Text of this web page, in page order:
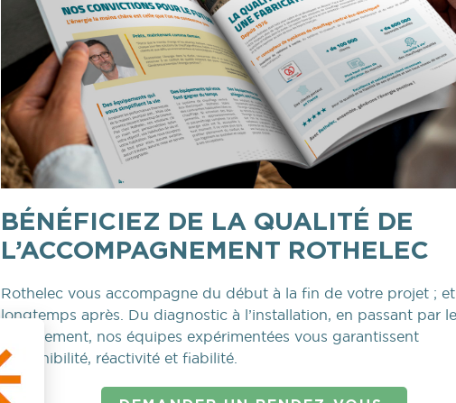
BÉNÉFICIEZ DE LA QUALITÉ DE
L’ACCOMPAGNEMENT ROTHELEC
Rothelec vous accompagne du début à la fin de votre projet ; et
longtemps après. Du diagnostic à l’installation, en passant par le
financement, nos équipes expérimentées vous garantissent
disponibilité, réactivité et fiabilité.